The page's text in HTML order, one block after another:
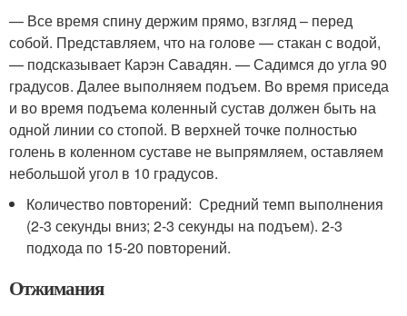
— Все время спину держим прямо, взгляд – перед
собой. Представляем, что на голове — стакан с водой,
— подсказывает Карэн Савадян. — Садимся до угла 90
градусов. Далее выполняем подъем. Во время приседа
и во время подъема коленный сустав должен быть на
одной линии со стопой. В верхней точке полностью
голень в коленном суставе не выпрямляем, оставляем
небольшой угол в 10 градусов.
Количество повторений: Средний темп выполнения
(2-3 секунды вниз; 2-3 секунды на подъем). 2-3
подхода по 15-20 повторений.
Отжимания